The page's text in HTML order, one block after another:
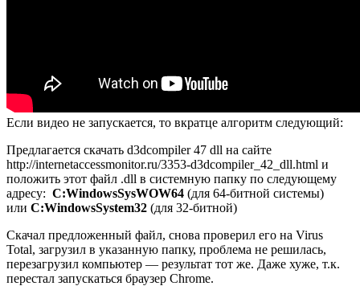
Если видео не запускается, то вкратце алгоритм следующий:
Предлагается скачать d3dcompiler 47 dll на сайте
http://internetaccessmonitor.ru/3353-d3dcompiler_42_dll.html и
положить этот файл .dll в системную папку по следующему
адресу: C:WindowsSysWOW64 (для 64-битной системы)
или C:WindowsSystem32 (для 32-битной)
Скачал предложенный файл, снова проверил его на Virus
Total, загрузил в указанную папку, проблема не решилась,
перезагрузил компьютер — результат тот же. Даже хуже, т.к.
перестал запускаться браузер Chrome.